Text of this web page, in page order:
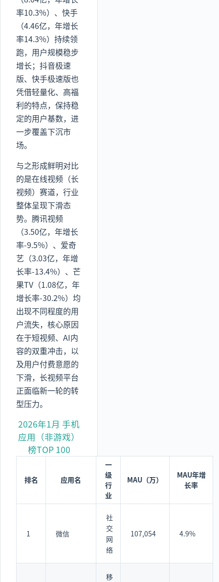
率10.3%）、快手
（4.46亿，年增长
率14.3%）持续领
跑，用户规模稳步
增长；抖音极速
版、快手极速版也
凭借轻量化、高福
利的特点，保持稳
定的用户基数，进
一步覆盖下沉市
场。
与之形成鲜明对比
的是在线视频（长
视频）赛道，行业
整体呈现下滑态
势。腾讯视频
（3.50亿，年增长
率-9.5%）、爱奇
艺（3.03亿，年增
长率-13.4%）、芒
果TV（1.08亿，年
增长率-30.2%）均
出现不同程度的用
户流失，核心原因
在于短视频、AI内
容的双重冲击，以
及用户付费意愿的
下滑，长视频平台
正面临新一轮的转
型压力。
2026年1月 手机
应用（非游戏）
榜TOP 100
排名 应用名
一
级
行
业
MAU（万）
MAU年增
长率
1 微信
社
交
网
络
107,054 4.9%
移